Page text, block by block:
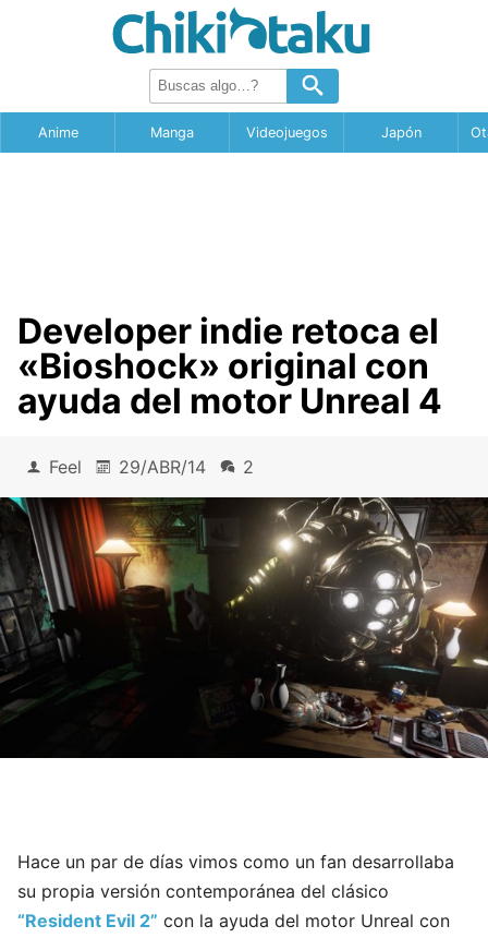
Anime Manga Videojuegos Japón
Developer indie retoca el
«Bioshock» original con
ayuda del motor Unreal 4
Feel 29/ABR/14 2
Hace un par de días vimos como un fan desarrollaba
su propia versión contemporánea del clásico
“Resident Evil 2” con la ayuda del motor Unreal con